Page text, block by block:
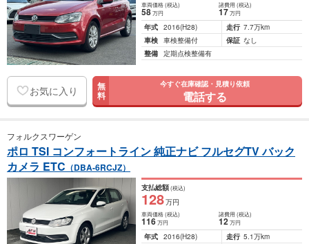
車両価格(税込)
58万円
諸費用 (税込)
17 万円
年式 2016(H28) 走行 7.7万km
車検 車検整備付 保証 なし
整備 定期点検整備有
お気に入り 無
料
今すぐ在庫確認・見積り依頼
電話する
フォルクスワーゲン
ポロ TSI コンフォートライン 純正ナビ フルセグTV バック
カメラ ETC （DBA-6RCJZ）
支払総額(税込)
128万円
車両価格(税込)
116万円
諸費用 (税込)
12 万円
年式 2016(H28) 走行 5.1万km